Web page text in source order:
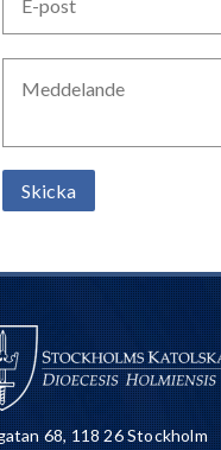
68, 118 26 Stockholm